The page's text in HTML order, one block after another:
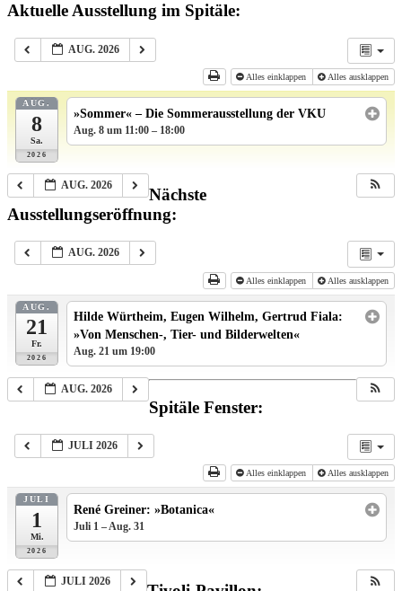
Aktuelle Ausstellung im Spitäle:
AUG. 2026
Alles einklappen Alles ausklappen
AUG.
8
Sa.
2026
»Sommer« – Die Sommerausstellung der VKU
Aug. 8 um 11:00 – 18:00
AUG. 2026
Nächste
Ausstellungseröffnung:
AUG. 2026
Alles einklappen Alles ausklappen
AUG.
21
Fr.
2026
Hilde Würtheim, Eugen Wilhelm, Gertrud Fiala:
»Von Menschen-, Tier- und Bilderwelten«
Aug. 21 um 19:00
AUG. 2026
Spitäle Fenster:
JULI 2026
Alles einklappen Alles ausklappen
JULI
1
Mi.
2026
René Greiner: »Botanica«
Juli 1 – Aug. 31
JULI 2026